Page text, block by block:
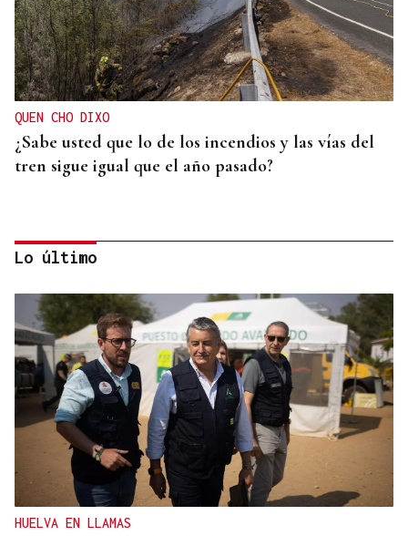
QUEN CHO DIXO
¿Sabe usted que lo de los incendios y las vías del
tren sigue igual que el año pasado?
HELICOPTERO MEDICALIZADO
Un motorista en estado grave tras una colisión en
Velle
Lo último
HUELVA EN LLAMAS